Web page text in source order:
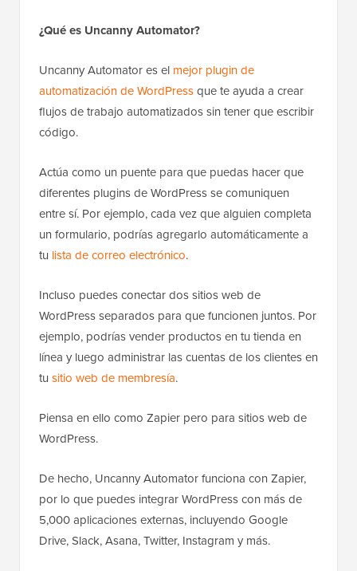
¿Qué es Uncanny Automator?
Uncanny Automator es el mejor plugin de
automatización de WordPressque te ayuda a crear
flujos de trabajo automatizados sin tener que escribir
código.
Actúa como un puente para que puedas hacer que
diferentes plugins de WordPress se comuniquen
entre sí. Por ejemplo, cada vez que alguien completa
un formulario, podrías agregarlo automáticamente a
tu lista de correo electrónico.
Incluso puedes conectar dos sitios web de
WordPress separados para que funcionen juntos. Por
ejemplo, podrías vender productos en tu tienda en
línea y luego administrar las cuentas de los clientes en
tu sitio web de membresía.
Piensa en ello como Zapier pero para sitios web de
WordPress.
De hecho, Uncanny Automator funciona con Zapier,
por lo que puedes integrar WordPress con más de
5,000 aplicaciones externas, incluyendo Google
Drive, Slack, Asana, Twitter, Instagram y más.